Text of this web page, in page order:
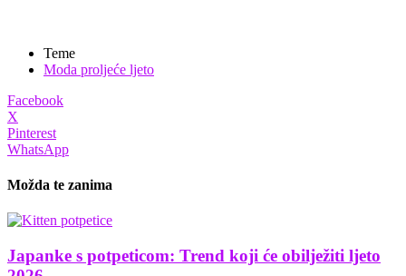
Teme
Moda proljeće ljeto
Facebook
X
Pinterest
WhatsApp
Možda te zanima
Japanke s potpeticom: Trend koji će obilježiti ljeto